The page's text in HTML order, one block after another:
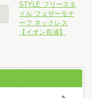
STYLE フリースタ
イル フェザーモチ
ーフ ネックレス
【イオン長浦】